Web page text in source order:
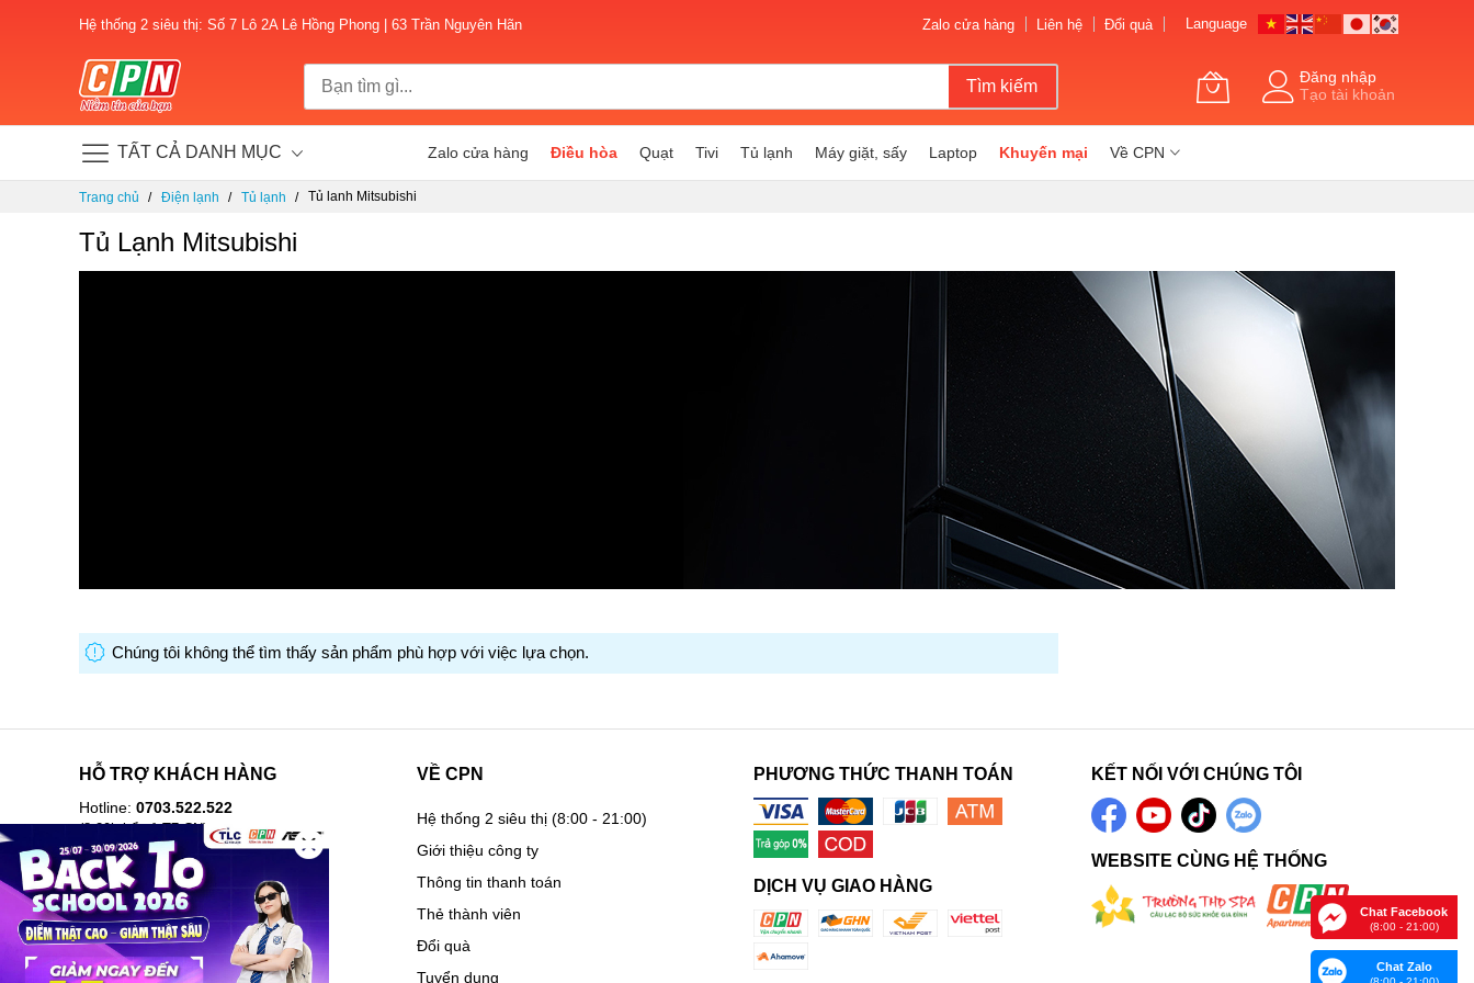
Hệ thống 2 siêu thị: Số 7 Lô 2A Lê Hồng Phong | 63 Trần Nguyên Hãn Zalo cửa hàng Liên hệ Đổi quà Language
TẤT CẢ DANH MỤC
Tìm kiếm
Đăng nhập
Tạo tài khoản
Zalo cửa hàng Điều hòa Quạt Tivi Tủ lạnh Máy giặt, sấy Laptop Khuyến mại Về CPN
Trang chủ Điện lạnh Tủ lạnh Tủ lạnh Mitsubishi
Tủ Lạnh Mitsubishi
Chúng tôi không thể tìm thấy sản phẩm phù hợp với việc lựa chọn.
HỖ TRỢ KHÁCH HÀNG
Hotline: 0703.522.522
(8-20h kể cả T7,CN)
Hướng dẫn mua hàng
Câu hỏi thường gặp
Lịch sử mua hàng
Hóa đơn điện tử
VỀ CPN
Hệ thống 2 siêu thị(8:00 - 21:00)
Giới thiệu công ty
Thông tin thanh toán
Thẻ thành viên
Đổi quà
Tuyển dụng
PHƯƠNG THỨC THANH TOÁN
DỊCH VỤ GIAO HÀNG
KẾT NỐI VỚI CHÚNG TÔI
WEBSITE CÙNG HỆ THỐNG
Chat Facebook
(8:00 - 21:00)
Chat Zalo